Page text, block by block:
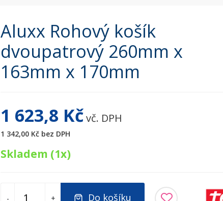
Aluxx Rohový košík
dvoupatrový 260mm x
163mm x 170mm
1 623,8 Kčvč. DPH
1 342,00 Kč bez DPH
Skladem (1x)
- + Do košíku